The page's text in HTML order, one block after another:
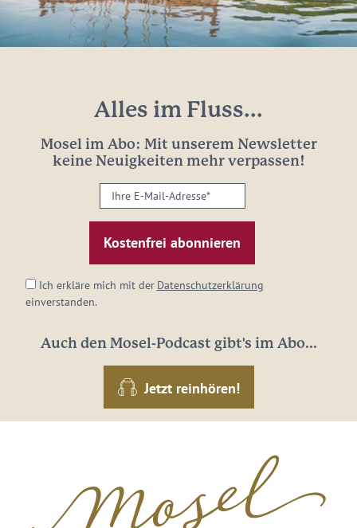
Alles im Fluss...
Mosel im Abo: Mit unserem Newsletter
keine Neuigkeiten mehr verpassen!
Ihre
E-
Mail-
Adresse:
Ich erkläre mich mit der Datenschutzerklärung
einverstanden.
Auch den Mosel-Podcast gibt's im Abo...
Jetzt reinhören!